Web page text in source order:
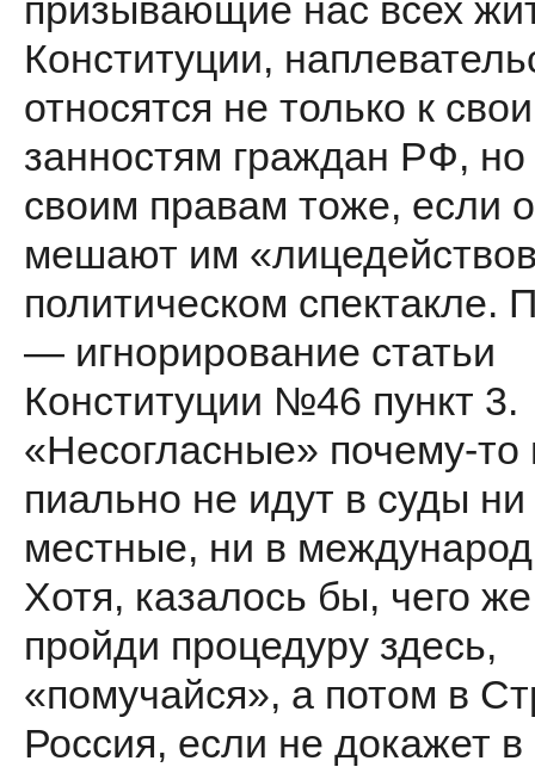
призывающие нас всех
Конституции,
относятся не только к
занностям граждан РФ, но
своим правам тоже, если
мешают им
политическом спектакле.
— игнорирова­ние статьи
Конституции №46 пункт 3.
«Несогласные» почему-
пиально не идут в суды ни
местные, ни в
Хотя, казалось бы, чего
пройди проце­дуру здесь,
«помучайся», а потом в
Россия, если не докажет в